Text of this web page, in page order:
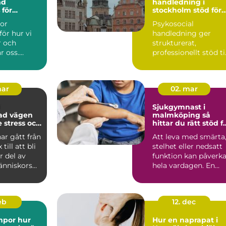
för
hur vi
och
oss.
stockholm stöd för
människonära
arbete
Psykosocial
handledning ger
strukturerat,
professionellt stöd
arbetar nära män...
och
gått från
till att bli
del av
02. mar
Sjukgymnast i
malmköping så
hittar du rätt stöd
Att leva med smärta,
stelhet eller nedsatt
funktion kan påverka
hela vardagen. En
hur
12. dec
Hur en naprapat i